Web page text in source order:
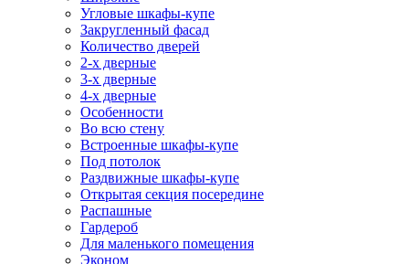
Угловые шкафы-купе
Закругленный фасад
Количество дверей
2-х дверные
3-х дверные
4-х дверные
Особенности
Во всю стену
Встроенные шкафы-купе
Под потолок
Раздвижные шкафы-купе
Открытая секция посередине
Распашные
Гардероб
Для маленького помещения
Эконом